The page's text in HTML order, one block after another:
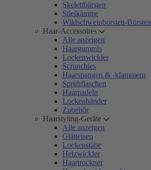
Skelettbürsten
Stielkämme
Wildschweinborsten-Bürsten
Haar-Accessoires
Alle anzeigen
Haargummis
Lockenwickler
Scrunchies
Haarspangen & -klammern
Sprühflaschen
Haarnadeln
Lockenbänder
Zubehör
Haarstyling-Geräte
Alle anzeigen
Glätteisen
Lockenstäbe
Heizwickler
Haartrockner